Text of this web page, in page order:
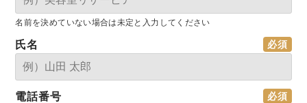
名前を決めていない場合は未定と入力してください
氏名
電話番号